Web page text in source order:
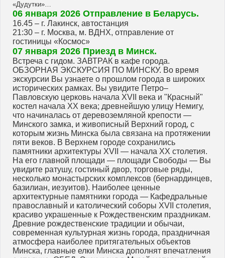
«Дудутки»…
06 января 2026 Отправление в Беларусь.
16.45 – г. Лакинск, автостанция
21:30 – г. Москва, м. ВДНХ, отправление от
гостиницы «Космос»
07 января 2026 Приезд в Минск.
Встреча с гидом. ЗАВТРАК в кафе города.
ОБЗОРНАЯ ЭКСКУРСИЯ ПО МИНСКУ. Во время
экскурсии Вы узнаете о прошлом города в широких
исторических рамках. Вы увидите Петро–
Павловскую церковь начала ХVII века и "Красный"
костел начала ХХ века; древнейшую улицу Немигу,
что начиналась от деревоземляной крепости —
Минского замка, и живописный Верхний город, с
которым жизнь Минска была связана на протяжении
пяти веков. В Верхнем городе сохранились
памятники архитектуры XVII — начала XX столетия.
На его главной площади — площади Свободы — Вы
увидите ратушу, гостиный двор, торговые ряды,
несколько монастырских комплексов (бернардинцев,
базилиан, иезуитов). Наиболее ценные
архитектурные памятники города — Кафедральные
православный и католический соборы ХVII столетия,
красиво украшенные к Рождественским праздникам.
Древние рождественские традиции и обычаи,
современная культурная жизнь города, праздничная
атмосфера наиболее притягательных объектов
Минска, главные елки Минска дополнят впечатления